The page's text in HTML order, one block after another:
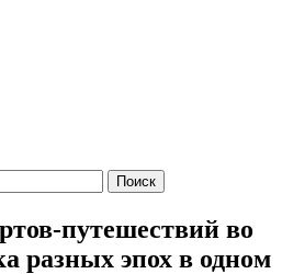
путешествий во
разных эпох в одном